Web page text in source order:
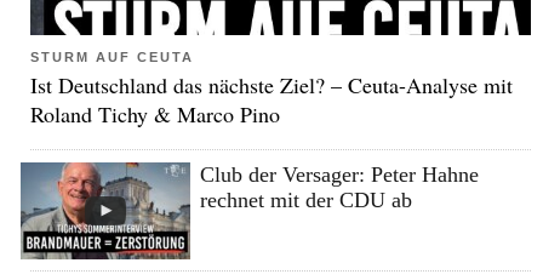
STURM AUF CEUTA
Ist Deutschland das nächste Ziel? – Ceuta-Analyse mit
Roland Tichy & Marco Pino
Club der Versager: Peter Hahne
rechnet mit der CDU ab